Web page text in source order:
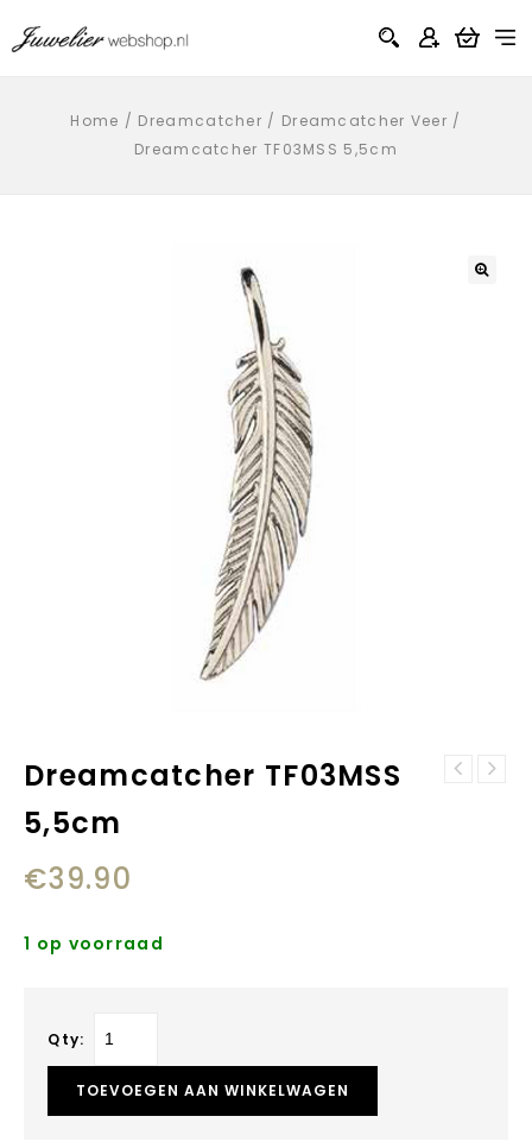
Home / Dreamcatcher / Dreamcatcher Veer /
Dreamcatcher TF03MSS 5,5cm
Dreamcatcher TF03MSS
5,5cm
€39.90
1 op voorraad
Qty:
TOEVOEGEN AAN WINKELWAGEN